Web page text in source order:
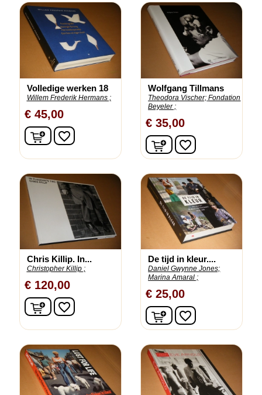
Volledige werken 18
Willem Frederik Hermans ;
€ 45,00
In winkelwagen
favorite_border
Wolfgang Tillmans
Theodora Vischer; Fondation
Beyeler ;
€ 35,00
In winkelwagen
favorite_border
Chris Killip. In...
Christopher Killip ;
€ 120,00
In winkelwagen
favorite_border
De tijd in kleur....
Daniel Gwynne Jones;
Marina Amaral ;
€ 25,00
In winkelwagen
favorite_border